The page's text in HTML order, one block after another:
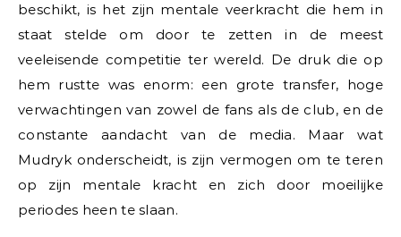
beschikt, is het zijn mentale veerkracht die hem in
staat stelde om door te zetten in de meest
veeleisende competitie ter wereld. De druk die op
hem rustte was enorm: een grote transfer, hoge
verwachtingen van zowel de fans als de club, en de
constante aandacht van de media. Maar wat
Mudryk onderscheidt, is zijn vermogen om te teren
op zijn mentale kracht en zich door moeilijke
periodes heen te slaan.